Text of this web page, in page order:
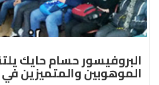
البروفيسور حسام حايك
الموهوبين والمتميزين في